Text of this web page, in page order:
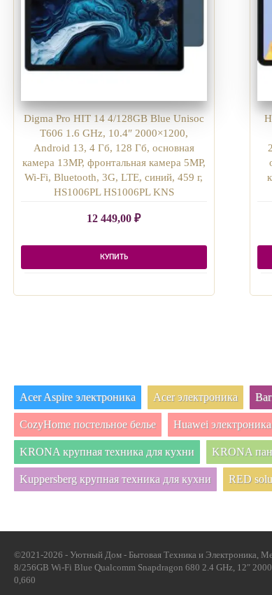
Digma Pro HIT 14 4/128GB Blue Unisoc
T606 1.6 GHz, 10.4″ 2000×1200,
Android 13, 4 Гб, 128 Гб, основная
камера 13MP, фронтальная камера 5MP,
Wi-Fi, Bluetooth, 3G, LTE, синий, 459 г,
HS1006PL HS1006PL KNS
12 449,00₽
КУПИТЬ
Acer Aspire электроника Acer электроника
CozyHome постельное белье Huawei электроника
KRONA крупная техника для кухни KRONA
Kuppersberg крупная техника для кухни RED
©2021-2026 - Уютный Дом - Бытовая Техника и Электроника,
8/256GB Wi-Fi Blue Qualcomm Snapdragon 680 2.4 GHz, 12″
0,660